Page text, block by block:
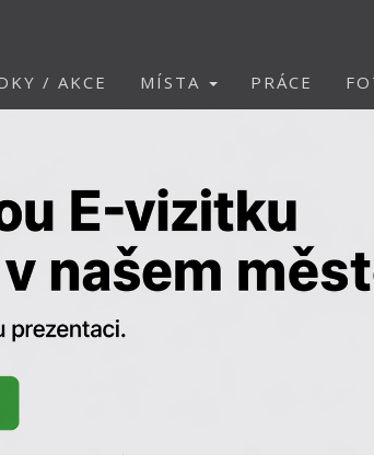
/ AKCE MÍSTA PRÁCE